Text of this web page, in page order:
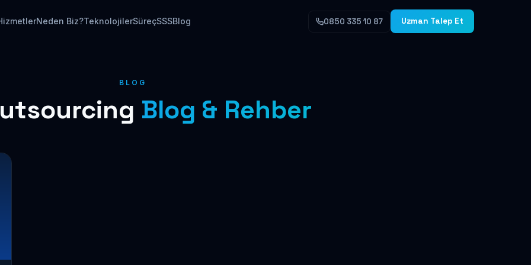
Neden Biz?TeknolojilerSüreçSSSBlog 0850 335 10 87 Uzman Talep Et
BLOG
Blog & Rehber